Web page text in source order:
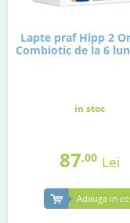
Lapte praf Hipp 2
Combiotic de la 6
in stoc
87,00 Lei
Adauga in